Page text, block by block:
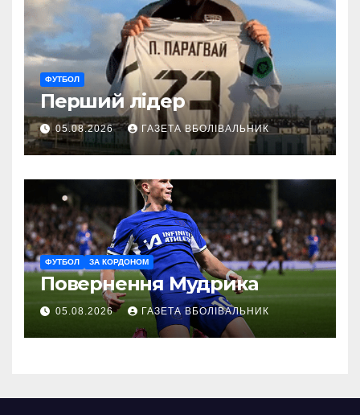
ФУТБОЛ
Перший лідер
05.08.2026 ГАЗЕТА ВБОЛІВАЛЬНИК
ФУТБОЛ ЗА КОРДОНОМ
Повернення Мудрика
05.08.2026 ГАЗЕТА ВБОЛІВАЛЬНИК